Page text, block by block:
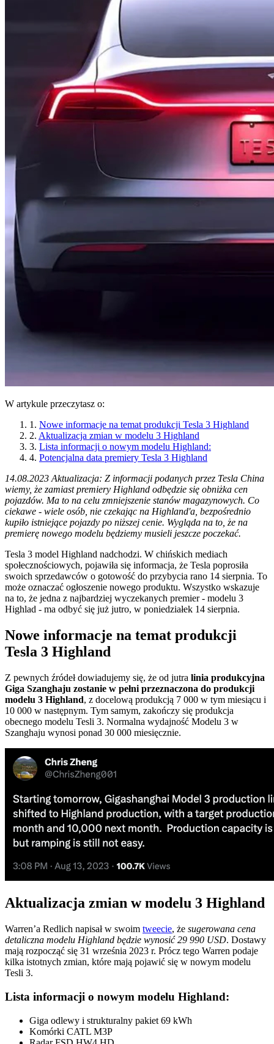
W artykule przeczytasz o:
1. Nowe informacje na temat produkcji Tesla 3 Highland
2. Aktualizacja zmian w modelu 3 Highland
3. Lista informacji o nowym modelu Highland:
4. Potencjalna data premiery Tesla 3 Highland
14.08.2023 Aktualizacja: Z informacji podanych przez Tesla China
wiemy, że zamiast premiery Highland odbędzie się obniżka cen
pojazdów. Ma to na celu zmniejszenie stanów magazynowych. Co
ciekawe - wiele osób, nie czekając na Highland'a, bezpośrednio
kupiło istniejące pojazdy po niższej cenie. Wygląda na to, że na
premierę nowego modelu będziemy musieli jeszcze poczekać.
Tesla 3 model Highland nadchodzi. W chińskich mediach
społecznościowych, pojawiła się informacja, że Tesla poprosiła
swoich sprzedawców o gotowość do przybycia rano 14 sierpnia. To
może oznaczać ogłoszenie nowego produktu. Wszystko wskazuje
na to, że jedna z najbardziej wyczekanych premier - modelu 3
Highlad - ma odbyć się już jutro, w poniedziałek 14 sierpnia.
Nowe informacje na temat produkcji
Tesla 3 Highland
Z pewnych źródeł dowiadujemy się, że od jutra linia produkcyjna
Giga Szanghaju zostanie w pełni przeznaczona do produkcji
modelu 3 Highland, z docelową produkcją 7 000 w tym miesiącu i
10 000 w następnym. Tym samym, zakończy się produkcja
obecnego modelu Tesli 3. Normalna wydajność Modelu 3 w
Szanghaju wynosi ponad 30 000 miesięcznie.
Aktualizacja zmian w modelu 3 Highland
Warren’a Redlich napisał w swoim tweecie, że sugerowana cena
detaliczna modelu Highland będzie wynosić 29 990 USD. Dostawy
mają rozpocząć się 31 września 2023 r. Prócz tego Warren podaje
kilka istotnych zmian, które mają pojawić się w nowym modelu
Tesli 3.
Lista informacji o nowym modelu Highland:
Giga odlewy i strukturalny pakiet 69 kWh
Komórki CATL M3P